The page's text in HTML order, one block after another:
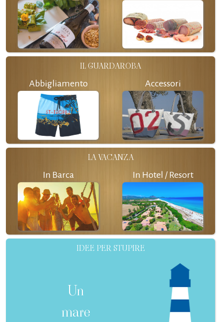
IL GUARDAROBA
Abbigliamento Accessori
LA VACANZA
In Barca In Hotel / Resort
IDEE PER STUPIRE
Un
mare